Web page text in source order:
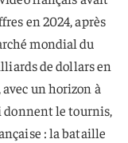
en 2024, après
mondial du
de dollars en
un horizon à
donnent le tournis,
: la bataille